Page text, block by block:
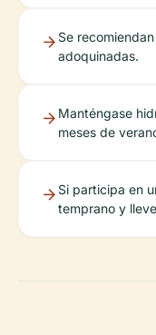
Se
adoquinadas.
Manténgase
meses de
Si participa en
temprano y